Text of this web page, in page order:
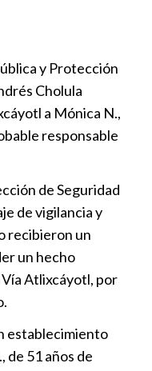
y Protección
Cholula
a Mónica N.,
responsable
de Seguridad
de vigilancia y
recibieron un
un hecho
Atlixcáyotl, por
establecimiento
de 51 años de